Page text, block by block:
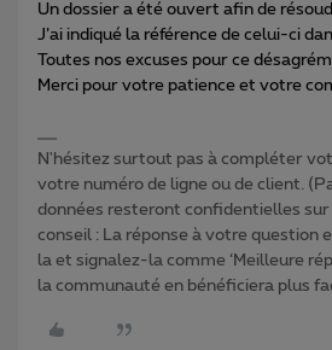
Un dossier a été ouvert afin de
J’ai indiqué la référence de celui-ci
Toutes nos excuses pour ce
Merci pour votre patience et votre
N'hésitez surtout pas à compléter
votre numéro de ligne ou de client.
données resteront confidentielles
conseil : La réponse à votre question
la et signalez-la comme ‘Meilleure
la communauté en bénéficiera plus